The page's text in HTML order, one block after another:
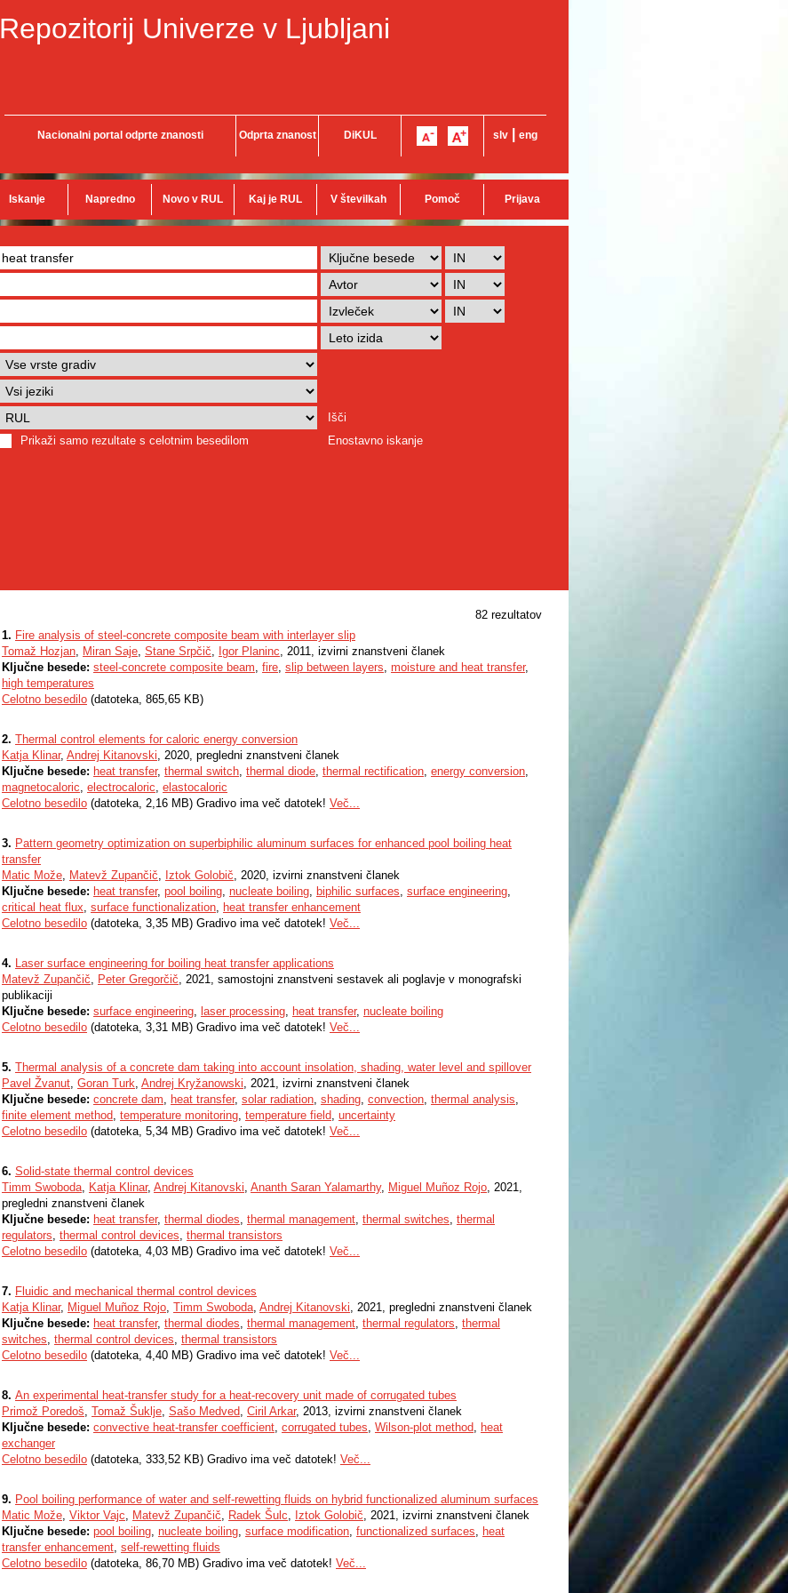
Repozitorij Univerze v Ljubljani
Nacionalni portal odprte znanosti Odprta znanost DiKUL slv eng
Iskanje Napredno Novo v RUL Kaj je RUL V številkah Pomoč Prijava
Išči
Prikaži samo rezultate s celotnim besedilom
Enostavno iskanje
82 rezultatov
1. Fire analysis of steel-concrete composite beam with interlayer slip
Tomaž Hozjan, Miran Saje, Stane Srpčič, Igor Planinc, 2011, izvirni znanstveni članek
Ključne besede: steel-concrete composite beam, fire, slip between layers, moisture and heat transfer,
high temperatures
Celotno besedilo (datoteka, 865,65 KB)
2. Thermal control elements for caloric energy conversion
Katja Klinar, Andrej Kitanovski, 2020, pregledni znanstveni članek
Ključne besede: heat transfer, thermal switch, thermal diode, thermal rectification, energy conversion,
magnetocaloric, electrocaloric, elastocaloric
Celotno besedilo (datoteka, 2,16 MB) Gradivo ima več datotek! Več...
3. Pattern geometry optimization on superbiphilic aluminum surfaces for enhanced pool boiling heat
transfer
Matic Može, Matevž Zupančič, Iztok Golobič, 2020, izvirni znanstveni članek
Ključne besede: heat transfer, pool boiling, nucleate boiling, biphilic surfaces, surface engineering,
critical heat flux, surface functionalization, heat transfer enhancement
Celotno besedilo (datoteka, 3,35 MB) Gradivo ima več datotek! Več...
4. Laser surface engineering for boiling heat transfer applications
Matevž Zupančič, Peter Gregorčič, 2021, samostojni znanstveni sestavek ali poglavje v monografski
publikaciji
Ključne besede: surface engineering, laser processing, heat transfer, nucleate boiling
Celotno besedilo (datoteka, 3,31 MB) Gradivo ima več datotek! Več...
5. Thermal analysis of a concrete dam taking into account insolation, shading, water level and spillover
Pavel Žvanut, Goran Turk, Andrej Kryžanowski, 2021, izvirni znanstveni članek
Ključne besede: concrete dam, heat transfer, solar radiation, shading, convection, thermal analysis,
finite element method, temperature monitoring, temperature field, uncertainty
Celotno besedilo (datoteka, 5,34 MB) Gradivo ima več datotek! Več...
6. Solid-state thermal control devices
Timm Swoboda, Katja Klinar, Andrej Kitanovski, Ananth Saran Yalamarthy, Miguel Muñoz Rojo, 2021,
pregledni znanstveni članek
Ključne besede: heat transfer, thermal diodes, thermal management, thermal switches, thermal
regulators, thermal control devices, thermal transistors
Celotno besedilo (datoteka, 4,03 MB) Gradivo ima več datotek! Več...
7. Fluidic and mechanical thermal control devices
Katja Klinar, Miguel Muñoz Rojo, Timm Swoboda, Andrej Kitanovski, 2021, pregledni znanstveni članek
Ključne besede: heat transfer, thermal diodes, thermal management, thermal regulators, thermal
switches, thermal control devices, thermal transistors
Celotno besedilo (datoteka, 4,40 MB) Gradivo ima več datotek! Več...
8. An experimental heat-transfer study for a heat-recovery unit made of corrugated tubes
Primož Poredoš, Tomaž Šuklje, Sašo Medved, Ciril Arkar, 2013, izvirni znanstveni članek
Ključne besede: convective heat-transfer coefficient, corrugated tubes, Wilson-plot method, heat
exchanger
Celotno besedilo (datoteka, 333,52 KB) Gradivo ima več datotek! Več...
9. Pool boiling performance of water and self-rewetting fluids on hybrid functionalized aluminum surfaces
Matic Može, Viktor Vajc, Matevž Zupančič, Radek Šulc, Iztok Golobič, 2021, izvirni znanstveni članek
Ključne besede: pool boiling, nucleate boiling, surface modification, functionalized surfaces, heat
transfer enhancement, self-rewetting fluids
Celotno besedilo (datoteka, 86,70 MB) Gradivo ima več datotek! Več...